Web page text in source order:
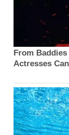
From
Actresses